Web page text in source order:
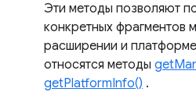
Эти методы позволяют
конкретных фрагментов
расширении и
относятся методы
getPlatformInfo() .